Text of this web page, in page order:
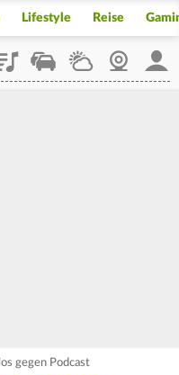
Lifestyle Reise
StaupilotWetterWebcam
gegen Podcast